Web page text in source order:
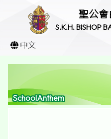
聖公
S.K.H. BISHOP
中文
SchoolAnthem